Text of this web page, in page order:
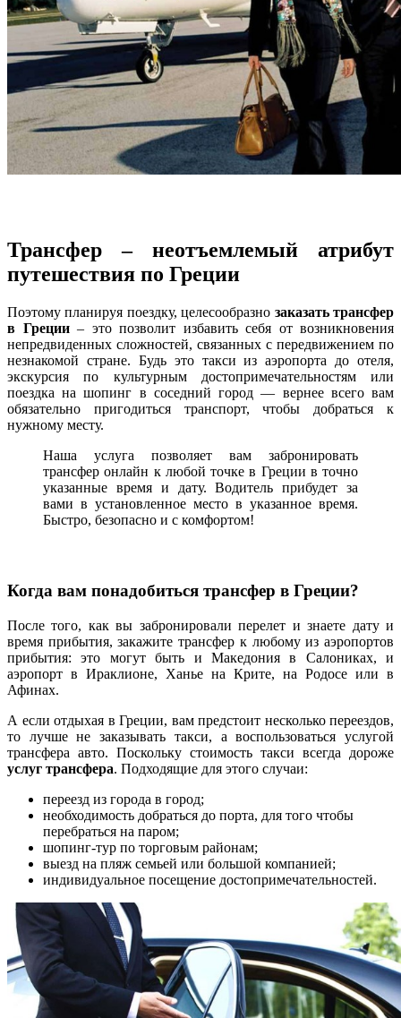
Трансфер – неотъемлемый атрибут
путешествия по Греции
Поэтому планируя поездку, целесообразно заказать трансфер
в Греции– это позволит избавить себя от возникновения
непредвиденных сложностей, связанных с передвижением по
незнакомой стране. Будь это такси из аэропорта до отеля,
экскурсия по культурным достопримечательностям или
поездка на шопинг в соседний город — вернее всего вам
обязательно пригодиться транспорт, чтобы добраться к
нужному месту.
Наша услуга позволяет вам забронировать
трансфер онлайн к любой точке в Греции в точно
указанные время и дату. Водитель прибудет за
вами в установленное место в указанное время.
Быстро, безопасно и с комфортом!
Когда вам понадобиться трансфер в Греции?
После того, как вы забронировали перелет и знаете дату и
время прибытия, закажите трансфер к любому из аэропортов
прибытия: это могут быть и Македония в Салониках, и
аэропорт в Ираклионе, Ханье на Крите, на Родосе или в
Афинах.
А если отдыхая в Греции, вам предстоит несколько переездов,
то лучше не заказывать такси, а воспользоваться услугой
трансфера авто. Поскольку стоимость такси всегда дороже
услуг трансфера. Подходящие для этого случаи:
переезд из города в город;
необходимость добраться до порта, для того чтобы
перебраться на паром;
шопинг-тур по торговым районам;
выезд на пляж семьей или большой компанией;
индивидуальное посещение достопримечательностей.